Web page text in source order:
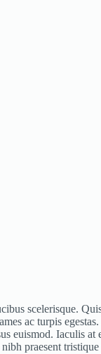
scelerisque.
ac turpis
euismod. Iaculis
nibh praesent